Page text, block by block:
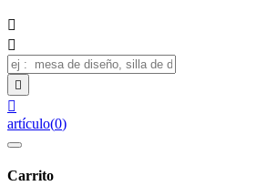




artículo(0)
Carrito